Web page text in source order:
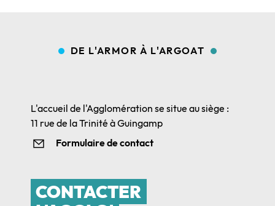
DE L'ARMOR À L'ARGOAT
L'accueil de l'Agglomération se situe au siège :
11 rue de la Trinité à Guingamp
Formulaire de contact
CONTACTER